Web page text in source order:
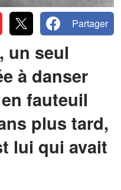
Partager
un seul
à danser
fauteuil
plus tard,
lui qui avait